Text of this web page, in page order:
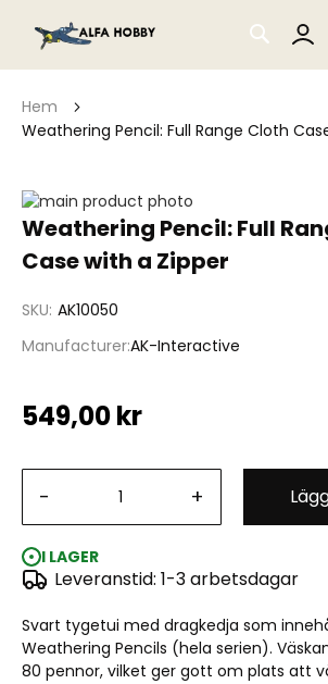
SEARCH
Hem
Weathering Pencil: Full Range Cloth
Weathering Pencil: Full
Case with a Zipper
SKU AK10050
ManufacturerAK-Interactive
549,00 kr
- +
I LAGER
Leveranstid: 1-3 arbetsdagar
Svart tygetui med dragkedja som
Weathering Pencils (hela serien).
80 pennor, vilket ger gott om plats att
Hoppa
till
av
Weathering Pencil: Full Range Cloth
Hoppa
början
bildgalleriet